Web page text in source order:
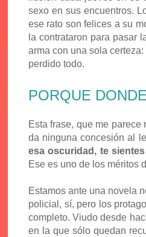
sexo en sus encuentros.
ese rato son felices a su
la contrataron para pasar
arma con una sola
perdido todo.
PORQUE
Esta frase, que me
da ninguna concesión al
esa oscuridad, te
Ese es uno de los méritos
Estamos ante una novela
policial, sí, pero los
completo. Viudo desde
en la que sólo quedan